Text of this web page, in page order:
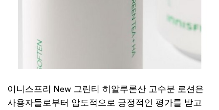
이니스프리 New 그린티 히알루론산 고수분 로션은
사용자들로부터 압도적으로 긍정적인 평가를 받고